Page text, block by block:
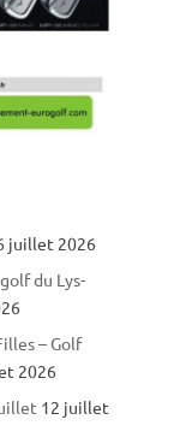
juillet 2026
du Lys-
– Golf
2026
12 juillet